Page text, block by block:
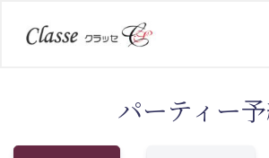
パーティー